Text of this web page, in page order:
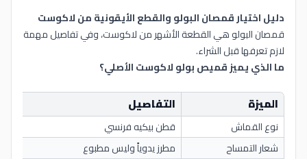
دليل اختيار قمصان البولو والقطع الأيقونية من لاكوست
قمصان البولو هي القطعة الأشهر من لاكوست، وفي تفاصيل مهمة
لازم تعرفها قبل الشراء.
ما الذي يميز قميص بولو لاكوست الأصلي؟
الميزة التفاصيل
نوع القماش
قطن بيكيه فرنسي
شعار التمساح
مطرز يدوياً وليس مطبوع